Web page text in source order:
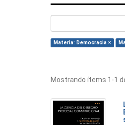
Materia: Democracia ×
Mostrando ítems 1-1